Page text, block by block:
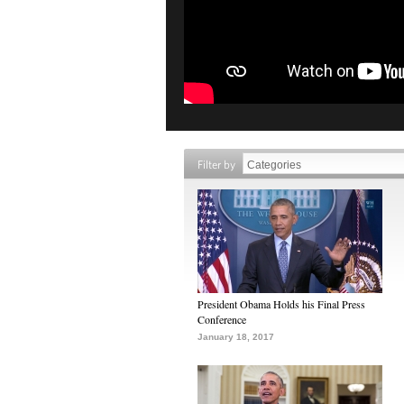
Filter by
President Obama Holds his Final Press
Conference
January 18, 2017